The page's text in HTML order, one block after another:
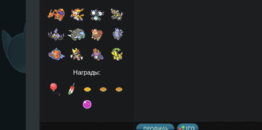
Награды: